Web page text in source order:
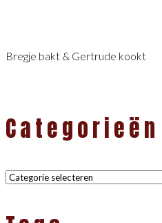
Bregje bakt & Gertrude kookt
Categorieën
Categorieën